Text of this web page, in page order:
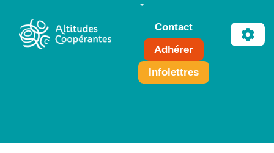
Contact
Adhérer
Infolettres